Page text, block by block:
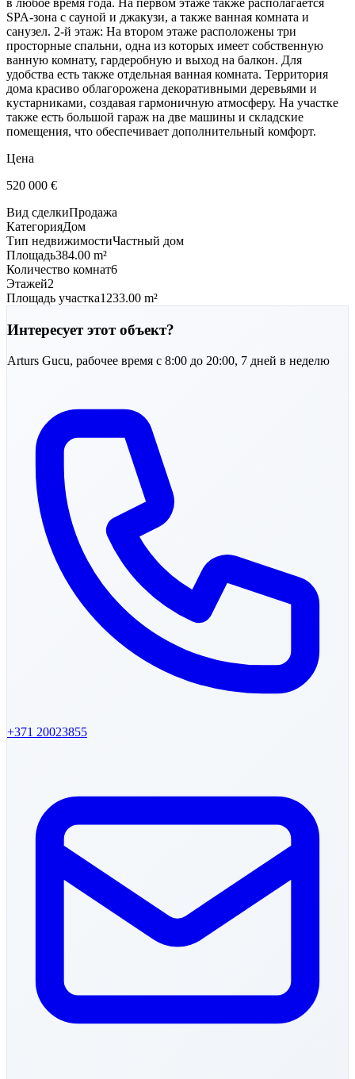
в любое время года. На первом этаже также располагается
SPA-зона с сауной и джакузи, а также ванная комната и
санузел. 2-й этаж: На втором этаже расположены три
просторные спальни, одна из которых имеет собственную
ванную комнату, гардеробную и выход на балкон. Для
удобства есть также отдельная ванная комната. Территория
дома красиво облагорожена декоративными деревьями и
кустарниками, создавая гармоничную атмосферу. На участке
также есть большой гараж на две машины и складские
помещения, что обеспечивает дополнительный комфорт.
Цена
520 000 €
Вид сделкиПродажа
КатегорияДом
Тип недвижимостиЧастный дом
Площадь384.00 m²
Количество комнат6
Этажей2
Площадь участка1233.00 m²
Интересует этот объект?
Arturs Gucu, рабочее время с 8:00 до 20:00, 7 дней в неделю
+371 20023855